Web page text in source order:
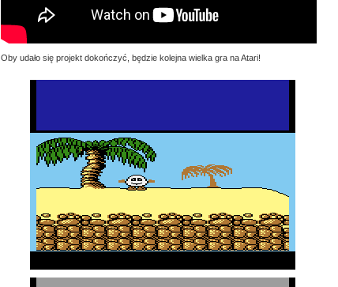
Oby udało się projekt dokończyć, będzie kolejna wielka gra na Atari!